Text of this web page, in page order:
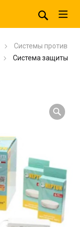
Системы против
Система защиты